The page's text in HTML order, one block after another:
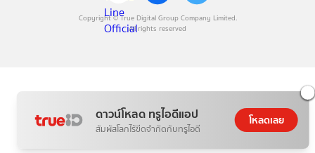
ดาวน์โหลด ทรูไอดีแอป
สัมผัสโลกไร้ขีดจำกัดกับทรูไอดี
โหลดเลย
Copyright © True Digital Group Company Limited.
All rights reserved